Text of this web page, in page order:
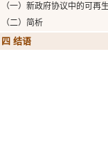
（一）新政府协议中的可再
（二）简析
四 结语